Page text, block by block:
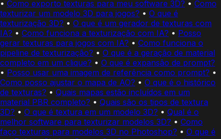
• Como exporto texturas para meu software 3D? • Como
texturizar um modelo 3D para jogos? • O que é
texturização 3D? • O que é um gerador de texturas com
IA? • Como funciona a texturização com IA? • Posso
gerar texturas para jogos com IA? • Como funciona o
pipeline de texturização? • O que é a geração de material
completo em um clique? • O que é expansão de prompt?
• Posso usar uma imagem de referência como prompt? •
Como posso ajustar o mapa de AO? • O que é o histórico
de texturas? • Quais mapas estão incluídos em um
material PBR completo? • Quais são os tipos de textura
3D? • O que é textura em um modelo 3D? • Qual é o
melhor software para texturizar modelos 3D? • Como
faço texturas para modelos 3D no Photoshop? • O que é